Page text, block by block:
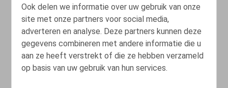
Ook delen we informatie over uw gebruik van onze
site met onze partners voor social media,
adverteren en analyse. Deze partners kunnen deze
gegevens combineren met andere informatie die u
aan ze heeft verstrekt of die ze hebben verzameld
op basis van uw gebruik van hun services.